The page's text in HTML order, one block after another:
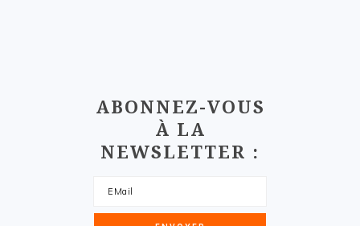
ABONNEZ-VOUS
À LA
NEWSLETTER :